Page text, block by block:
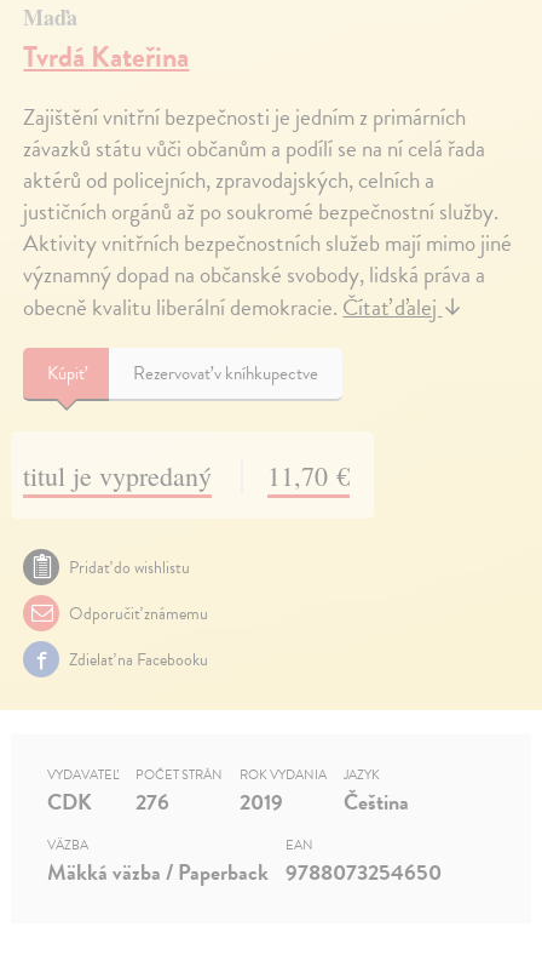
Maďa
Tvrdá Kateřina
Zajištění vnitřní bezpečnosti je jedním z primárních
závazků státu vůči občanům a podílí se na ní celá řada
aktérů od policejních, zpravodajských, celních a
justičních orgánů až po soukromé bezpečnostní služby.
Aktivity vnitřních bezpečnostních služeb mají mimo jiné
významný dopad na občanské svobody, lidská práva a
obecně kvalitu liberální demokracie.Čítať ďalej↓
Kúpiť Rezervovať v kníhkupectve
titul je vypredaný 11,70 €
Pridať do wishlistu
Odporučiť známemu
Zdielať na Facebooku
VYDAVATEĽ
CDK
POČET STRÁN
276
ROK VYDANIA
2019
JAZYK
Čeština
VÄZBA
Mäkká väzba / Paperback
EAN
9788073254650